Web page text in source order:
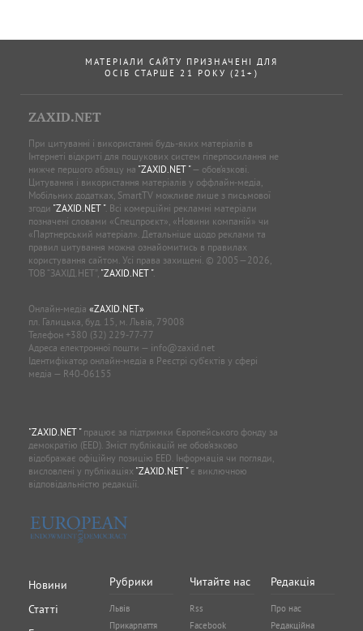
ОСІБ СТАРШЕ 21 РОКУ (21+)
Інтернеті відкриті для пошукових систем гіперпосилання не
нижче першого абзацу на"ZAXID.NET "— обов’язкові.
Цитування і використання матеріалів у оффлайн-медіа,
Мобільних додатках, SmartTV можливе лише з письмової
згоди"ZAXID.NET ". Всі комерційні рекламні матеріали
позначені словами «Спецпроєкт», «Новини компаній» чи
«Партнерський матеріал». Детальніше щодо реклами та
правил цитування можна ознайомитись в правилах
користування сайтом. Усі права захищені. © 2005—2026,
ТОВ “ЗАХІД.НЕТ”,"ZAXID.NET ".
пл. Галицька, буд. 15, м. Львів, 79008
Телефон +380 (32) 229-77-77
Адреса електронної пошти —info@zaxid.net
Ідентифікатор онлайн-медіа в Реєстрі суб'єктів у сфері
медіа — R40-06155
демократію (EED). Зміст публікацій не обов’язково
відображає офіційну позицію EED. Інформація чи погляди,
висловлені у публікаціях"ZAXID.NET "є виключною
відповідальністю редакції.
Прикарпаття
Тернопіль
Facebook
Twitter
Редакційна
політика